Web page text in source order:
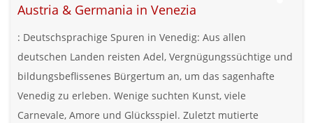
Austria & Germania in Venezia
: Deutschsprachige Spuren in Venedig: Aus allen
deutschen Landen reisten Adel, Vergnügungssüchtige und
bildungsbeflissenes Bürgertum an, um das sagenhafte
Venedig zu erleben. Wenige suchten Kunst, viele
Carnevale, Amore und Glücksspiel. Zuletzt mutierte